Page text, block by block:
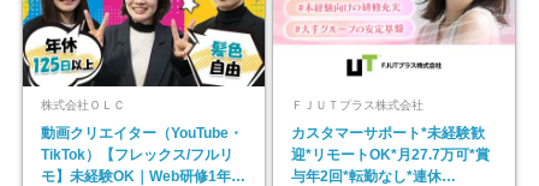
株式会社ＯＬＣ
動画クリエイター（YouTube・
TikTok）【フレックス/フルリ
モ】未経験OK｜Web研修1年間
ＦＪＵＴプラス株式会社
カスタマーサポート*未経験歓
迎*リモートOK*月27.7万可*賞
与年2回*転勤なし*連休